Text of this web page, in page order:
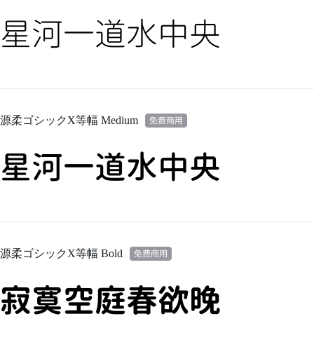
星河一道水中央
源柔ゴシックX等幅 Medium
星河一道水中央
源柔ゴシックX等幅 Bold
寂寞空庭春欲晚